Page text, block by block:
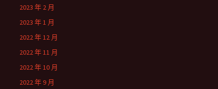
2023 年 2 月
2023 年 1 月
2022 年 12 月
2022 年 11 月
2022 年 10 月
2022 年 9 月